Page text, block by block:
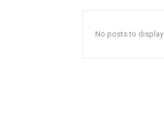
No posts to display